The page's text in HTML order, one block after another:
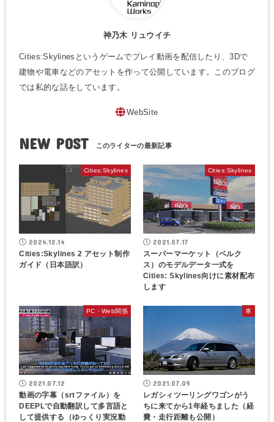
神乃木 リュウイチ
Cities:Skylinesというゲームでプレイ動画を配信したり、3Dで
建物や電車などのアセットを作って公開しています。このブログ
では私的な話をしています。
WebSite
NEW POST
Cities:Skylines
2024.12.14
Cities:Skylines 2 アセット制作
ガイド（日本語訳）
Cities:Skylines
2021.07.17
スーパーマーケット（ベルク
ス）のモデルデータ一式を
Cities: Skylines向けに素材配布
します
PC・Web関係
2021.07.12
動画の字幕（srtファイル）を
DEEPLで自動翻訳して多言語と
して提供する（ゆっくり実況動
車
2021.07.09
レガシィツーリングワゴンがう
ちに来てから1年経ちました（経
費・走行距離も公開）